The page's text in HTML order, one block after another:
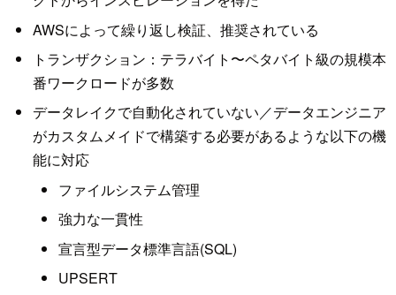
AWSによって繰り返し検証、推奨されている
トランザクション：テラバイト〜ペタバイト級の規模本
番ワークロードが多数
データレイクで自動化されていない／データエンジニア
がカスタムメイドで構築する必要があるような以下の機
能に対応
ファイルシステム管理
強力な一貫性
宣言型データ標準言語(SQL)
UPSERT